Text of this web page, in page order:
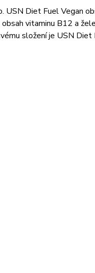
USN Diet Fuel Vegan
vitaminu B12 a
složení je USN Diet